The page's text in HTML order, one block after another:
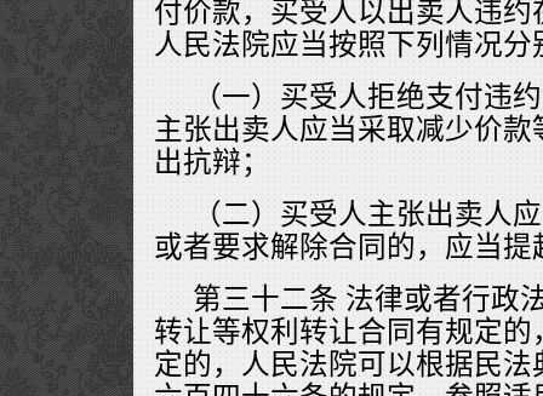
付价款，买受人以出卖人违
人民法院应当按照下列情况分
（一）买受人拒绝支付违
主张出卖人应当采取减少价
出抗辩；
（二）买受人主张出卖人
或者要求解除合同的，应当提
第三十二条 法律或者行政
转让等权利转让合同有规定
定的，人民法院可以根据民